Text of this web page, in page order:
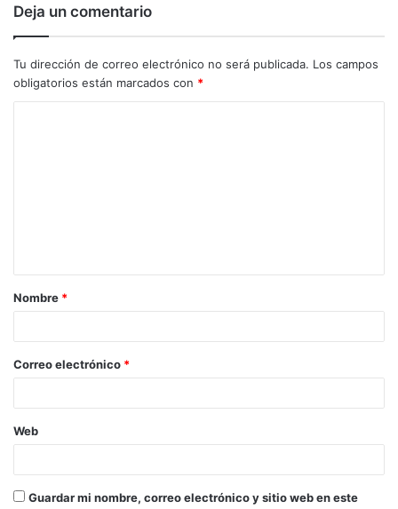
Deja un comentario
Tu dirección de correo electrónico no será publicada. Los campos
obligatorios están marcados con *
a
r
*
Nombre *
Correo electrónico *
Web
Guardar mi nombre, correo electrónico y sitio web en este